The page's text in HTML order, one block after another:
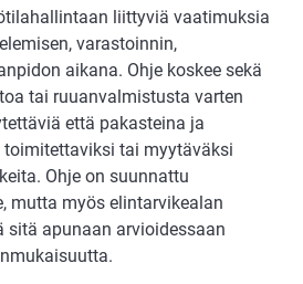
liittyviä vaatimuksia
varastoinnin,
aikana. Ohje koskee sekä
tai ruuanvalmistusta varten
että pakasteina ja
toimitettaviksi tai myytäväksi
Ohje on suunnattu
mutta myös elintarvikealan
apunaan arvioidessaan